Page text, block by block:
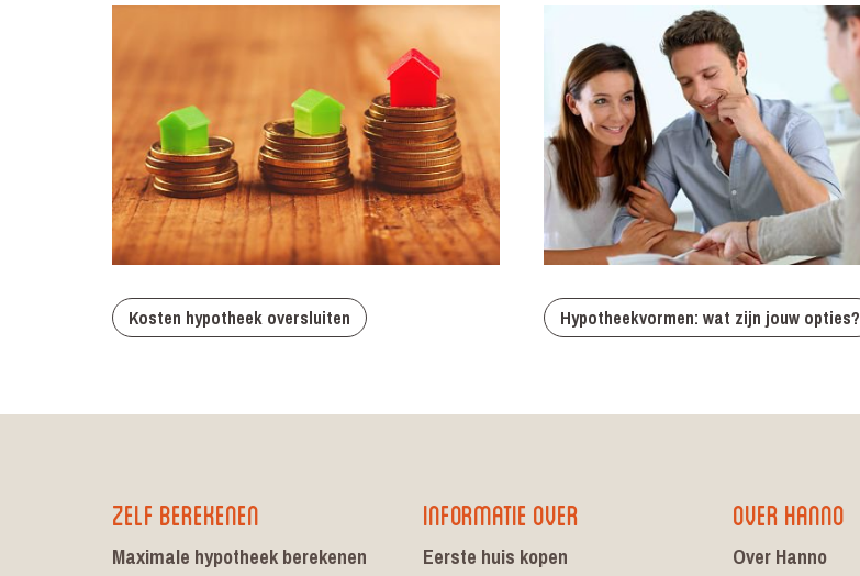
Kosten hypotheek oversluiten Hypotheekvormen: wat zijn jouw opties?
Zelf berekenen
Maximale hypotheek berekenen
Informatie over
Eerste huis kopen
Over Hanno
Over Hanno